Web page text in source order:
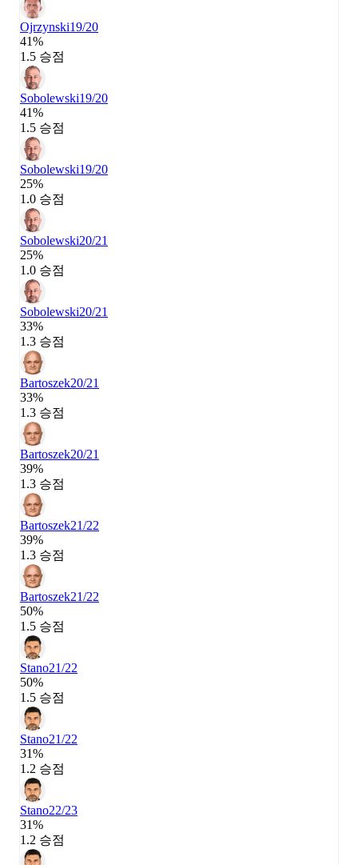
Ojrzynski19/20
41%
1.5 승점
Sobolewski19/20
41%
1.5 승점
Sobolewski19/20
25%
1.0 승점
Sobolewski20/21
25%
1.0 승점
Sobolewski20/21
33%
1.3 승점
Bartoszek20/21
33%
1.3 승점
Bartoszek20/21
39%
1.3 승점
Bartoszek21/22
39%
1.3 승점
Bartoszek21/22
50%
1.5 승점
Stano21/22
50%
1.5 승점
Stano21/22
31%
1.2 승점
Stano22/23
31%
1.2 승점